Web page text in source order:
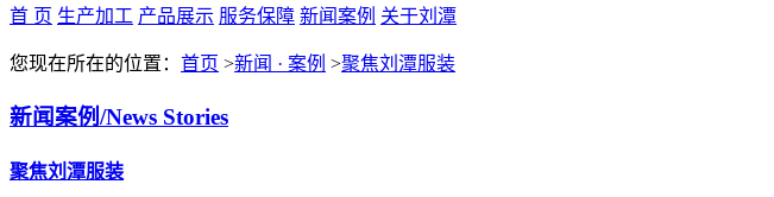
首 页 生产加工 产品展示 服务保障 新闻案例 关于刘潭
您现在所在的位置： 首页 >新闻 · 案例 >聚焦刘潭服装
新闻案例/News Stories
聚焦刘潭服装